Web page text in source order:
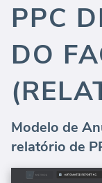
PPC
DO
Modelo de
relatório de